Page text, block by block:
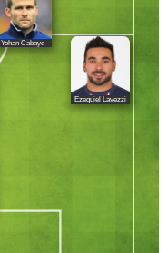
Yohan Cabaye
Ezequiel Lavezzi